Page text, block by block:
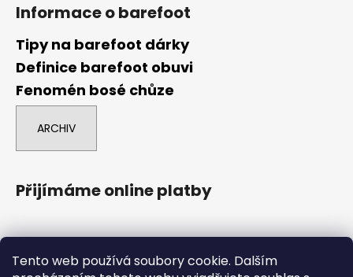
Tento web používá soubory cookie. Dalším
Informace o barefoot
Tipy na barefoot dárky
Definice barefoot obuvi
Fenomén bosé chůze
ARCHIV
Přijímáme online platby